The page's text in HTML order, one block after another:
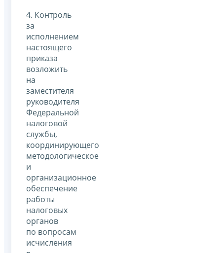
4. Контроль
за
исполнением
настоящего
приказа
возложить
на
заместителя
руководителя
Федеральной
налоговой
службы,
координирующего
методологическое
и
организационное
обеспечение
работы
налоговых
органов
по вопросам
исчисления